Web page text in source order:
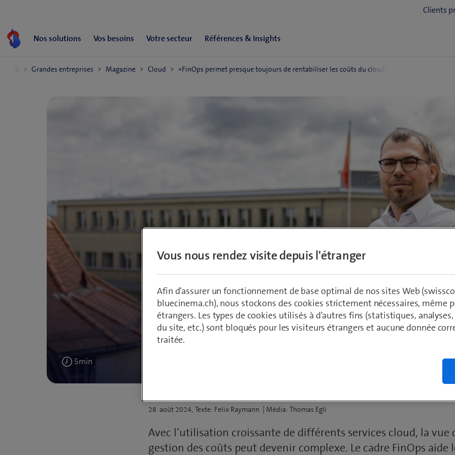
5min
«FinOps permet presque
rentabiliser les coûts du
Publié
28. août 2024 Texte: Felix Raymann | Média: Thomas Egli
Avec l’utilisation croissante de différents services cloud, la vue
gestion des coûts peut devenir complexe. Le cadre FinOps aide
Vous nous rendez visite depuis l'étranger
Afin d'assurer un fonctionnement de base optimal de nos sites Web
bluecinema.ch), nous stockons des cookies strictement nécessaires, même
étrangers. Les types de cookies utilisés à d'autres fins (statistiques,
du site, etc.) sont bloqués pour les visiteurs étrangers et aucune donnée
traitée.